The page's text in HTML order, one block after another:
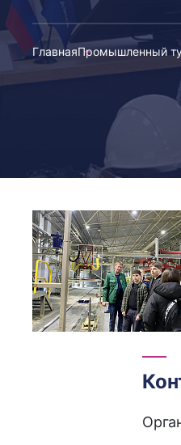
ГлавнаяПромышленный